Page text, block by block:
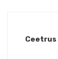
Ceetrus